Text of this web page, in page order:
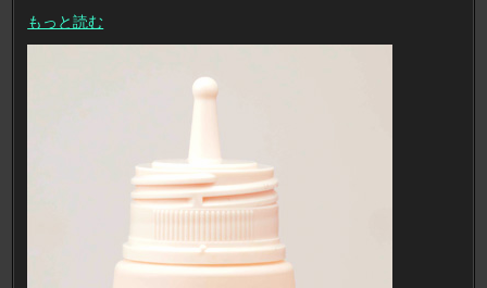
もっと読む